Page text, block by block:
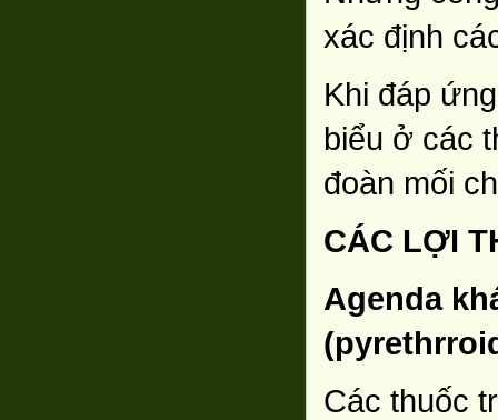
xác định
Khi đáp
biểu ở các
đoàn mối
CÁC LỢI
Agenda
Các thuốc